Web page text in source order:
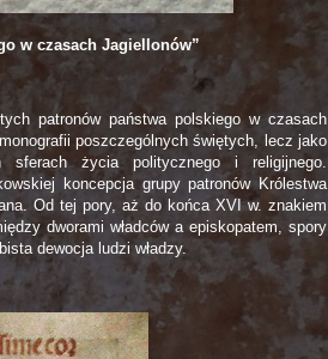
w czasach Jagiellonów”
patronów państwa polskiego w czasach
poszczególnych świętych, lecz jako
sferach życia politycznego i religijnego.
koncepcja grupy patronów Królestwa
Od tej pory, aż do końca XVI w. znakiem
dworami władców a episkopatem, spory
dewocja ludzi władzy.